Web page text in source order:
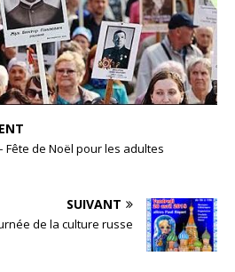
Fête de Noël pour les adultes
SUIVANT
de la culture russe